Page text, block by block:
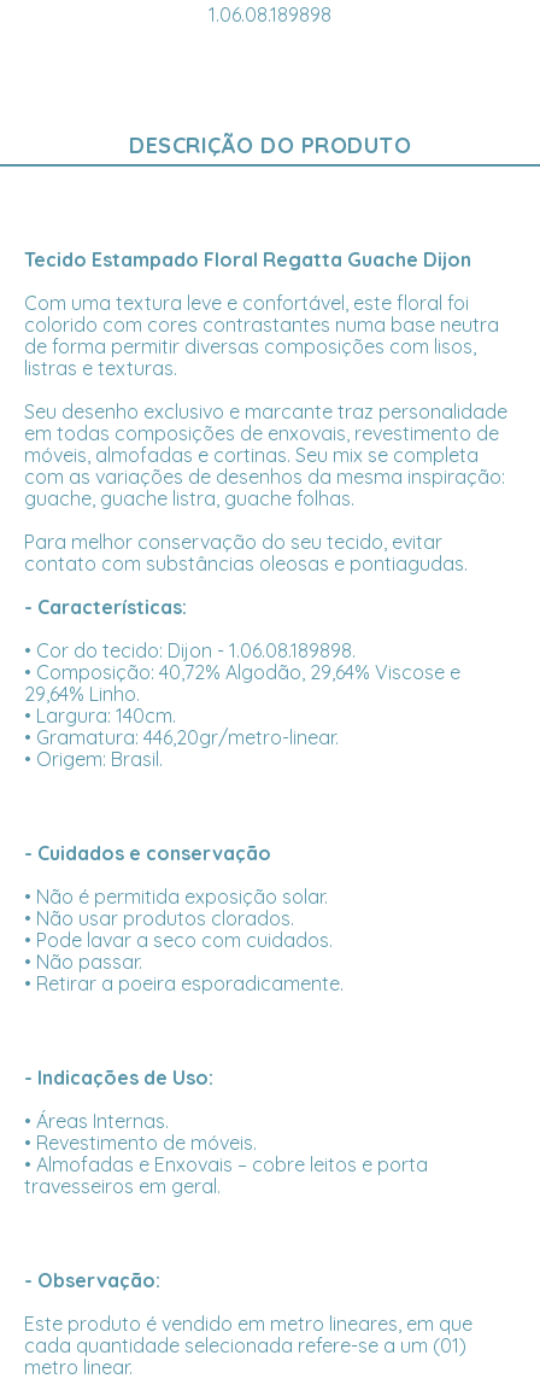
1.06.08.189898
DESCRIÇÃO DO PRODUTO
Tecido Estampado Floral Regatta Guache Dijon
Com uma textura leve e confortável, este floral foi
colorido com cores contrastantes numa base neutra
de forma permitir diversas composições com lisos,
listras e texturas.
Seu desenho exclusivo e marcante traz personalidade
em todas composições de enxovais, revestimento de
móveis, almofadas e cortinas. Seu mix se completa
com as variações de desenhos da mesma inspiração:
guache, guache listra, guache folhas.
Para melhor conservação do seu tecido, evitar
contato com substâncias oleosas e pontiagudas.
- Características:
• Cor do tecido: Dijon - 1.06.08.189898.
• Composição: 40,72% Algodão, 29,64% Viscose e
29,64% Linho.
• Largura: 140cm.
• Gramatura: 446,20gr/metro-linear.
• Origem: Brasil.
- Cuidados e conservação
• Não é permitida exposição solar.
• Não usar produtos clorados.
• Pode lavar a seco com cuidados.
• Não passar.
• Retirar a poeira esporadicamente.
- Indicações de Uso:
• Áreas Internas.
• Revestimento de móveis.
• Almofadas e Enxovais – cobre leitos e porta
travesseiros em geral.
- Observação:
Este produto é vendido em metro lineares, em que
cada quantidade selecionada refere-se a um (01)
metro linear.